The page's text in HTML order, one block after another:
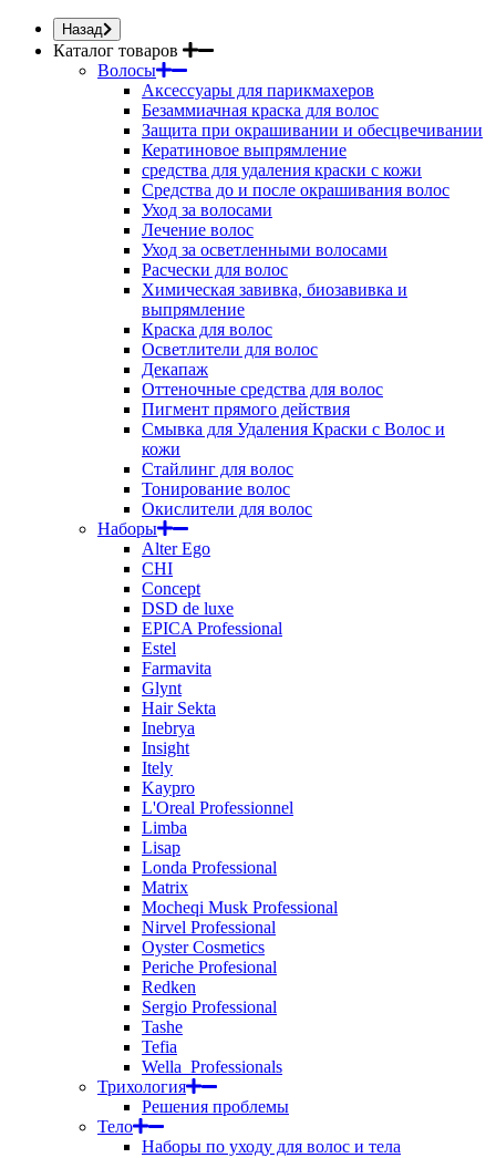
Назад
Каталог товаров
Волосы
Аксессуары для парикмахеров
Безаммиачная краска для волос
Защита при окрашивании и обесцвечивании
Кератиновое выпрямление
средства для удаления краски с кожи
Средства до и после окрашивания волос
Уход за волосами
Лечение волос
Уход за осветленными волосами
Расчески для волос
Химическая завивка, биозавивка и
выпрямление
Краска для волос
Осветлители для волос
Декапаж
Оттеночные средства для волос
Пигмент прямого действия
Смывка для Удаления Краски с Волос и
кожи
Стайлинг для волос
Тонирование волос
Окислители для волос
Наборы
Alter Ego
CHI
Concept
DSD de luxe
EPICA Professional
Estel
Farmavita
Glynt
Hair Sekta
Inebrya
Insight
Itely
Kaypro
L'Oreal Professionnel
Limba
Lisap
Londa Professional
Matrix
Mocheqi Musk Professional
Nirvel Professional
Oyster Cosmetics
Periche Profesional
Redken
Sergio Professional
Tashe
Tefia
Wella_Professionals
Трихология
Решения проблемы
Тело
Наборы по уходу для волос и тела